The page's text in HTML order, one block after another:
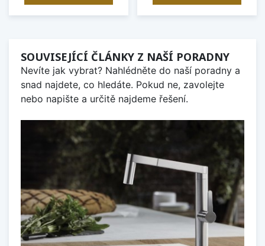
SOUVISEJÍCÍ ČLÁNKY Z NAŠÍ PORADNY
Nevíte jak vybrat? Nahlédněte do naší poradny a
snad najdete, co hledáte. Pokud ne, zavolejte
nebo napište a určitě najdeme řešení.